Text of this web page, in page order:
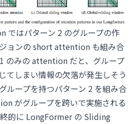
はパターン 2 のグループの作
ョンの short attention も組み合
のみの attention だと、グループ
しまい情報の欠落が発生しそう
ループを持つパターン 2 を組み合
がグループを跨いで実施される
的に LongFormer の Sliding